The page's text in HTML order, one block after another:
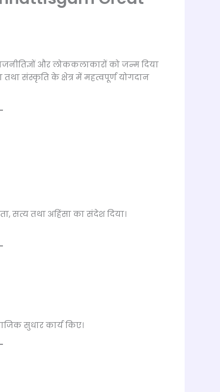
और लोककलाकारों को जन्म दिया
तथा संस्कृति के क्षेत्र में महत्वपूर्ण योगदान
सत्य तथा अहिंसा का संदेश दिया।
सुधार कार्य किए।